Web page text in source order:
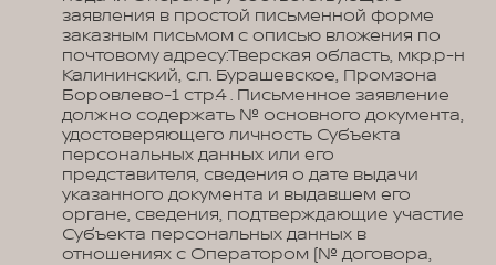
заявления в простой письменной форме
заказным письмом с описью вложения по
почтовому адресу:Тверская область, мкр.р-н
Калининский, с.п. Бурашевское, Промзона
Боровлево-1 стр.4 . Письменное заявление
должно содержать № основного документа,
удостоверяющего личность Субъекта
персональных данных или его
представителя, сведения о дате выдачи
указанного документа и выдавшем его
органе, сведения, подтверждающие участие
Субъекта персональных данных в
отношениях с Оператором (№ договора,